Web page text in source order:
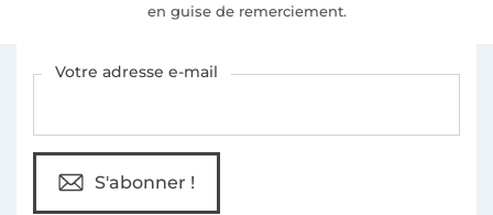
en guise de remerciement.
Votre adresse e-mail
S'abonner !